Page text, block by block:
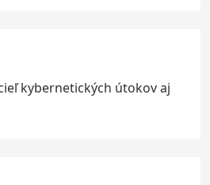
kybernetických útokov aj